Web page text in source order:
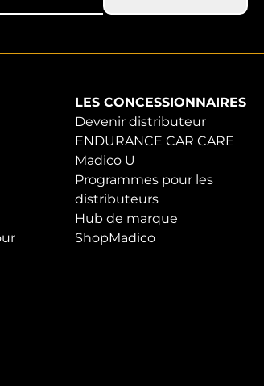
LES CONCESSIONNAIRES
Devenir distributeur
ENDURANCE CAR CARE
Madico U
Programmes pour les
distributeurs
Hub de marque
ShopMadico